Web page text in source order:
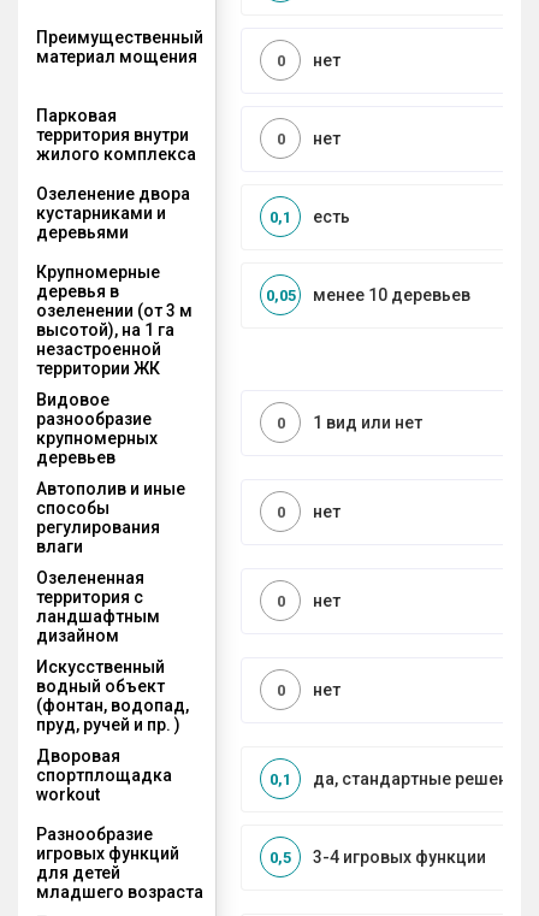
Преимущественный
материал мощения
нет
0
Парковая
территория внутри
жилого комплекса
нет
0
Озеленение двора
кустарниками и
деревьями
есть
0,1
Крупномерные
деревья в
озеленении (от 3 м
высотой), на 1 га
незастроенной
территории ЖК
менее 10 деревьев
0,05
Видовое
разнообразие
крупномерных
деревьев
1 вид или нет
0
Автополив и иные
способы
регулирования
влаги
нет
0
Озелененная
территория с
ландшафтным
дизайном
нет
0
Искусственный
водный объект
(фонтан, водопад,
пруд, ручей и пр. )
нет
0
Дворовая
спортплощадка
workout
да, стандартные решения
0,1
Разнообразие
игровых функций
для детей
младшего возраста
3-4 игровых функции
0,5